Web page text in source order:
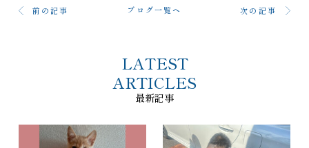
前の記事 ブログ一覧へ 次の記事
LATEST
ARTICLES
最新記事